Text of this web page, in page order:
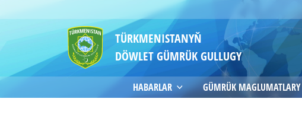
TÜRKMENISTANYŇ
DÖWLET GÜMRÜK GULLUGY
HABARLAR GÜMRÜK MAGLUMATLARY